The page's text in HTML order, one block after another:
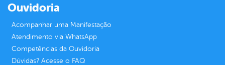
Ouvidoria
Acompanhar uma Manifestação
Atendimento via WhatsApp
Competências da Ouvidoria
Dúvidas? Acesse o FAQ